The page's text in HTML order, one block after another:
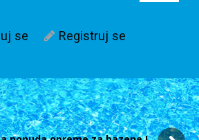
se Registruj se